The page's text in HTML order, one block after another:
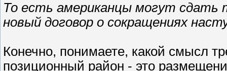
То есть американцы могут сдать
новый договор о сокращениях
Конечно, понимаете, какой смысл
позиционный район - это